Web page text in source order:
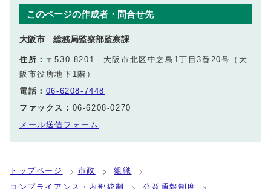
このページの作成者・問合せ先
大阪市 総務局監察部監察課
住所： 〒530-8201 大阪市北区中之島1丁目3番20号（大
阪市役所地下1階）
電話： 06-6208-7448
ファックス： 06-6208-0270
メール送信フォーム
トップページ 市政
組織
コンプライアンス・内部統制
公益通報制度